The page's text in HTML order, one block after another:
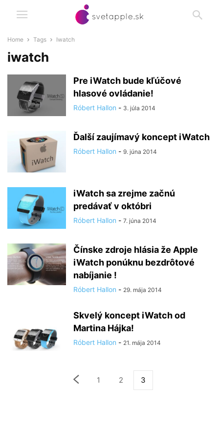
Home Tags Iwatch
iwatch
Pre iWatch bude kľúčové
hlasové ovládanie!
Róbert Hallon - 3. júla 2014
Ďalší zaujímavý koncept iWatch
Róbert Hallon - 9. júna 2014
iWatch sa zrejme začnú
predávať v októbri
Róbert Hallon - 7. júna 2014
Čínske zdroje hlásia že Apple
iWatch ponúknu bezdrôtové
nabíjanie !
Róbert Hallon - 29. mája 2014
Skvelý koncept iWatch od
Martina Hájka!
Róbert Hallon - 21. mája 2014
1 2 3